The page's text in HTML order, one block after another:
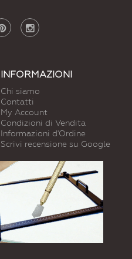
INFORMAZIONI
Chi siamo
Contatti
My Account
Condizioni di Vendita
Informazioni d'Ordine
Scrivi recensione su Google